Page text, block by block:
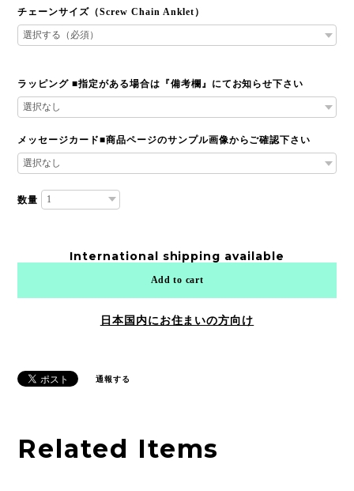
チェーンサイズ（Screw Chain Anklet）
ラッピング ■指定がある場合は『備考欄』にてお知らせ下さい
メッセージカード■商品ページのサンプル画像からご確認下さい
数量
International shipping available
Add to cart
日本国内にお住まいの方向け
通報する
Related Items